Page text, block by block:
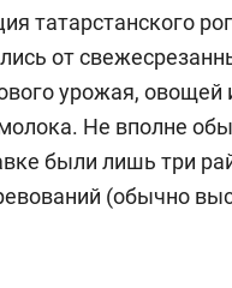
татарстанского
от
урожая, овощей
Не вполне
были лишь три
(обычно